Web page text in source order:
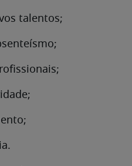
talentos;